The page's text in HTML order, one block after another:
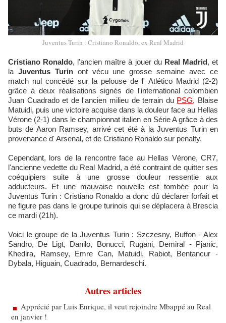
Juventus Turin : Cristiano Ronaldo, ex Real Madrid
Cristiano Ronaldo, l'ancien maître à jouer du Real Madrid, et
laJuventus Turinont vécu une grosse semaine avec ce
match nul concédé sur la pelouse de l' Atlético Madrid (2-2)
grâce à deux réalisations signés de l'international colombien
Juan Cuadrado et de l'ancien milieu de terrain du PSG, Blaise
Matuidi, puis une victoire acquise dans la douleur face au Hellas
Vérone (2-1) dans le championnat italien en Série A grâce à des
buts de Aaron Ramsey, arrivé cet été à la Juventus Turin en
provenance d' Arsenal, et de Cristiano Ronaldo sur penalty.
Cependant, lors de la rencontre face au Hellas Vérone, CR7,
l'ancienne vedette du Real Madrid, a été contraint de quitter ses
coéquipiers suite à une grosse douleur ressentie aux
adducteurs. Et une mauvaise nouvelle est tombée pour la
Juventus Turin : Cristiano Ronaldo a donc dû déclarer forfait et
ne figure pas dans le groupe turinois qui se déplacera à Brescia
ce mardi (21h).
Voici le groupe de la Juventus Turin : Szczesny, Buffon - Alex
Sandro, De Ligt, Danilo, Bonucci, Rugani, Demiral - Pjanic,
Khedira, Ramsey, Emre Can, Matuidi, Rabiot, Bentancur -
Dybala, Higuain, Cuadrado, Bernardeschi.
Autres articles
Apprécié par Luis Enrique, il veut rejoindre Mbappé au Real
en janvier !